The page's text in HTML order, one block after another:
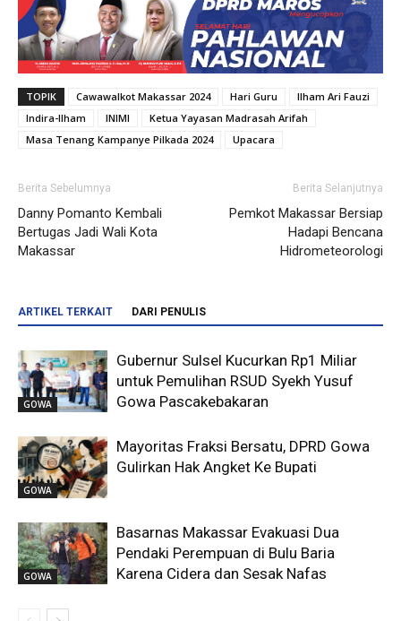
TOPIK Cawawalkot Makassar 2024 Hari Guru
Ilham Ari Fauzi
Indira-Ilham
INIMI
Ketua Yayasan Madrasah Arifah
Masa Tenang Kampanye Pilkada 2024
Upacara
Berita Sebelumnya
Danny Pomanto Kembali
Bertugas Jadi Wali Kota
Makassar
Berita Selanjutnya
Pemkot Makassar Bersiap
Hadapi Bencana
Hidrometeorologi
ARTIKEL TERKAIT DARI PENULIS
GOWA
Gubernur Sulsel Kucurkan Rp1 Miliar
untuk Pemulihan RSUD Syekh Yusuf
Gowa Pascakebakaran
GOWA
Mayoritas Fraksi Bersatu, DPRD Gowa
Gulirkan Hak Angket Ke Bupati
GOWA
Basarnas Makassar Evakuasi Dua
Pendaki Perempuan di Bulu Baria
Karena Cidera dan Sesak Nafas